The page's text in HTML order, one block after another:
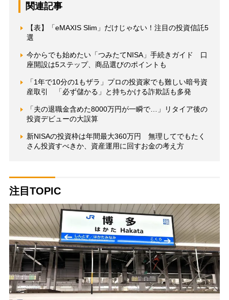
関連記事
【表】「eMAXIS Slim」だけじゃない！注目の投資信託5
選
今からでも始めたい「つみたてNISA」手続きガイド 口
座開設は5ステップ、商品選びのポイントも
「1年で10分の1もザラ」プロの投資家でも難しい暗号資
産取引 「必ず儲かる」と持ちかける詐欺話も多発
「夫の退職金含めた8000万円が一瞬で…」リタイア後の
投資デビューの大誤算
新NISAの投資枠は年間最大360万円 無理してでもたく
さん投資すべきか、資産運用に回すお金の考え方
注目TOPIC